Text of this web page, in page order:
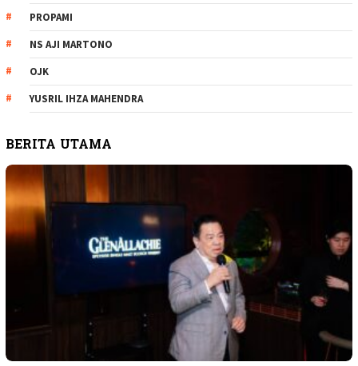
PROPAMI
NS AJI MARTONO
OJK
YUSRIL IHZA MAHENDRA
BERITA UTAMA